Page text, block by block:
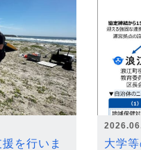
を行いま
大学